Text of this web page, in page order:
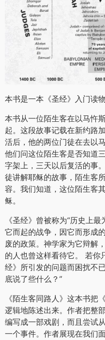
本书是一本《圣经》入门读物
本书从一位陌生客在以马忤
起。这段故事记载在新约路
活后，他的两位门徒在去以
他们问这位陌生客是否知道
字架上，三天以后复活的事
徒讲解耶稣的故事，陌生客
容。我们知道，这位陌生客
稣。
《圣经》曾被称为“历史上
它而起的战争，因它而形成
废的政策。神学家为它辩解
的人也曾这样看待它。 若你
经》所引发的问题而困扰不
底说了些什么？”
《陌生客同路人》这本书把
逻辑地陈述出来。作者把整
编写成一部戏剧，而且尝试
一个事件。作者展现在我们